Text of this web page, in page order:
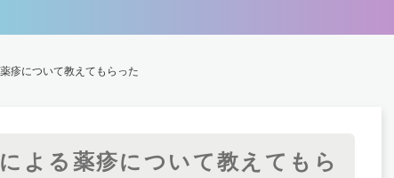
疹について教えてもらった
よる薬疹について教えてもら